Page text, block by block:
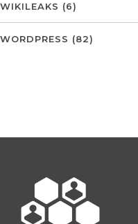
WIKILEAKS (6)
WORDPRESS (82)